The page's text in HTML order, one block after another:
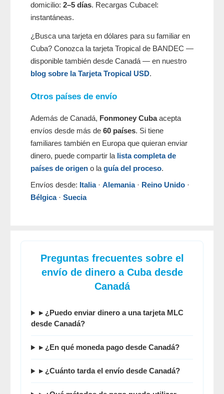
domicilio: 2–5 días. Recargas Cubacel:
instantáneas.
¿Busca una tarjeta en dólares para su familiar en
Cuba? Conozca la tarjeta Tropical de BANDEC —
disponible también desde Canadá — en nuestro
blog sobre la Tarjeta Tropical USD.
Otros países de envío
Además de Canadá, Fonmoney Cubaacepta
envíos desde más de 60 países. Si tiene
familiares también en Europa que quieran enviar
dinero, puede compartir la lista completa de
países de origen o la guía del proceso.
Envíos desde: Italia· Alemania· Reino Unido ·
Bélgica· Suecia
Preguntas frecuentes sobre el
envío de dinero a Cuba desde
Canadá
▸ ¿Puedo enviar dinero a una tarjeta MLC
desde Canadá?
▸ ¿En qué moneda pago desde Canadá?
▸ ¿Cuánto tarda el envío desde Canadá?